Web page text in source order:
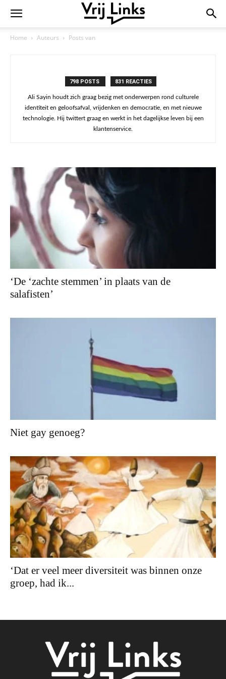
Home Auteurs Posts van
798 POSTS 831 REACTIES
Ali Sayin houdt zich graag bezig met onderwerpen rond culturele
identiteit en geloofsafval, vrijdenken en democratie, en met nieuwe
technologie. Hij twittert graag en werkt in het dagelijkse leven bij een
klantenservice.
‘De ‘zachte stemmen’ in plaats van de
salafisten’
Niet gay genoeg?
‘Dat er veel meer diversiteit was binnen onze
groep, had ik...